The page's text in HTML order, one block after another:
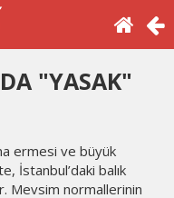
"YASAK"
ermesi ve büyük
İstanbul’daki balık
Mevsim normallerinin